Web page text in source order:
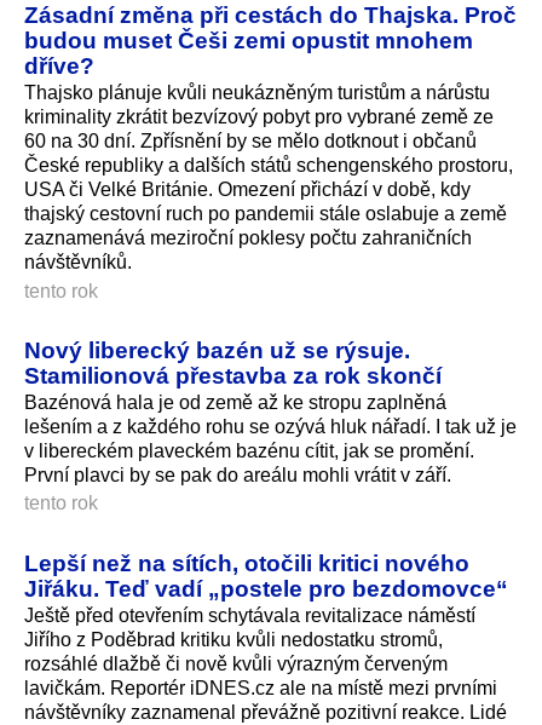
Zásadní změna při cestách do Thajska. Proč
budou muset Češi zemi opustit mnohem
dříve?
Thajsko plánuje kvůli neukázněným turistům a nárůstu
kriminality zkrátit bezvízový pobyt pro vybrané země ze
60 na 30 dní. Zpřísnění by se mělo dotknout i občanů
České republiky a dalších států schengenského prostoru,
USA či Velké Británie. Omezení přichází v době, kdy
thajský cestovní ruch po pandemii stále oslabuje a země
zaznamenává meziroční poklesy počtu zahraničních
návštěvníků.
tento rok
Nový liberecký bazén už se rýsuje.
Stamilionová přestavba za rok skončí
Bazénová hala je od země až ke stropu zaplněná
lešením a z každého rohu se ozývá hluk nářadí. I tak už je
v libereckém plaveckém bazénu cítit, jak se promění.
První plavci by se pak do areálu mohli vrátit v září.
tento rok
Lepší než na sítích, otočili kritici nového
Jiřáku. Teď vadí „postele pro bezdomovce“
Ještě před otevřením schytávala revitalizace náměstí
Jiřího z Poděbrad kritiku kvůli nedostatku stromů,
rozsáhlé dlažbě či nově kvůli výrazným červeným
lavičkám. Reportér iDNES.cz ale na místě mezi prvními
návštěvníky zaznamenal převážně pozitivní reakce. Lidé